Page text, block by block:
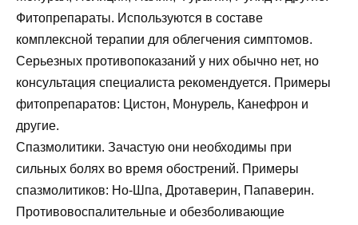
Фитопрепараты. Используются в составе
комплексной терапии для облегчения симптомов.
Серьезных противопоказаний у них обычно нет, но
консультация специалиста рекомендуется. Примеры
фитопрепаратов: Цистон, Монурель, Канефрон и
другие.
Спазмолитики. Зачастую они необходимы при
сильных болях во время обострений. Примеры
спазмолитиков: Но-Шпа, Дротаверин, Папаверин.
Противовоспалительные и обезболивающие